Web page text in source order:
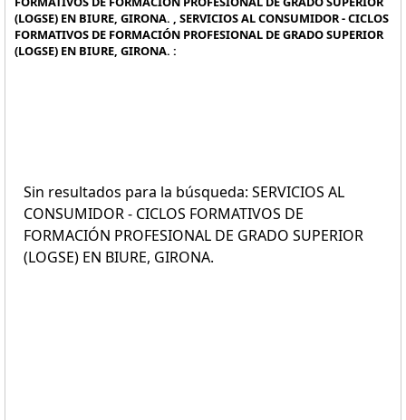
(LOGSE) EN BIURE, GIRONA. , SERVICIOS AL CONSUMIDOR - CICLOS
FORMATIVOS DE FORMACIÓN PROFESIONAL DE GRADO SUPERIOR
(LOGSE) EN BIURE, GIRONA. :
Sin resultados para la búsqueda: SERVICIOS AL
CONSUMIDOR - CICLOS FORMATIVOS DE
FORMACIÓN PROFESIONAL DE GRADO SUPERIOR
(LOGSE) EN BIURE, GIRONA.